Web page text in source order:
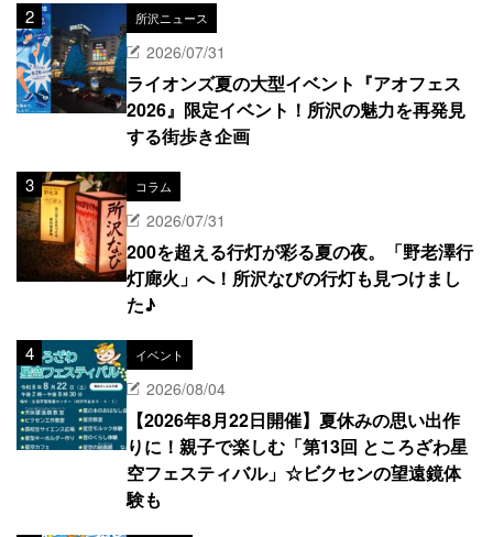
所沢ニュース
2026/07/31
ライオンズ夏の大型イベント『アオフェス
2026』限定イベント！所沢の魅力を再発見
する街歩き企画
コラム
2026/07/31
200を超える行灯が彩る夏の夜。「野老澤行
灯廊火」へ！所沢なびの行灯も見つけまし
た♪
イベント
2026/08/04
【2026年8月22日開催】夏休みの思い出作
りに！親子で楽しむ「第13回 ところざわ星
空フェスティバル」☆ビクセンの望遠鏡体
験も